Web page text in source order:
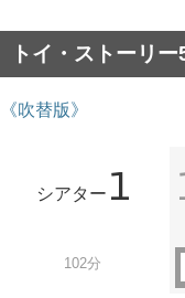
トイ・ストーリ
《吹替版》
シアター 1
102分